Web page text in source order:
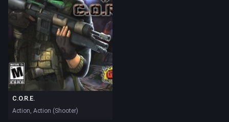
C.O.R.E.
Action, Action (Shooter)